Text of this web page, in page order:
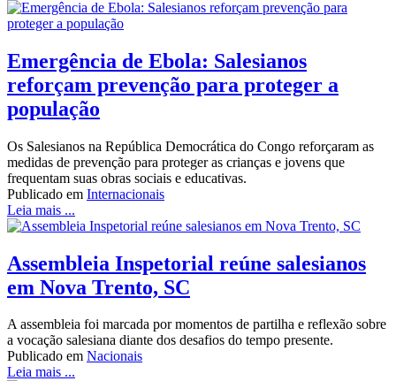
Emergência de Ebola: Salesianos
reforçam prevenção para proteger a
população
Os Salesianos na República Democrática do Congo reforçaram as
medidas de prevenção para proteger as crianças e jovens que
frequentam suas obras sociais e educativas.
Publicado em Internacionais
Leia mais ...
Assembleia Inspetorial reúne salesianos
em Nova Trento, SC
A assembleia foi marcada por momentos de partilha e reflexão sobre
a vocação salesiana diante dos desafios do tempo presente.
Publicado em Nacionais
Leia mais ...